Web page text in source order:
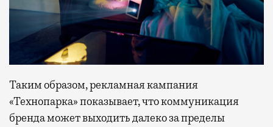
Таким образом, рекламная кампания
«Технопарка» показывает, что коммуникация
бренда может выходить далеко за пределы